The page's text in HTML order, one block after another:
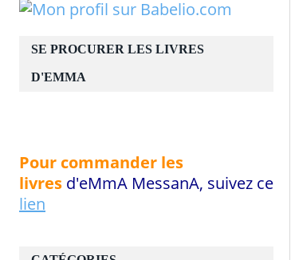
SE PROCURER LES LIVRES
D'EMMA
Pour commander les
livres d'eMmA MessanA, suivez ce
lien